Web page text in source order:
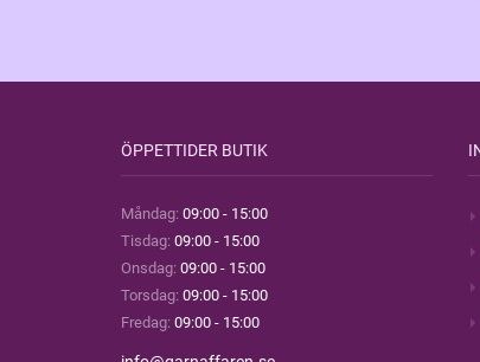
ÖPPETTIDER BUTIK
Måndag: 09:00 - 15:00
Tisdag: 09:00 - 15:00
Onsdag: 09:00 - 15:00
Torsdag: 09:00 - 15:00
Fredag: 09:00 - 15:00